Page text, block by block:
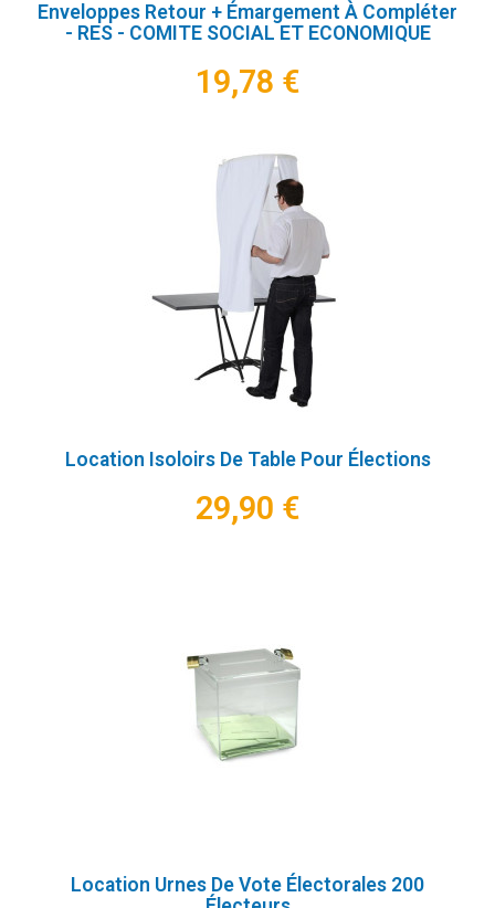
Enveloppes Retour + Émargement À Compléter
- RES - COMITE SOCIAL ET ECONOMIQUE
19,78 €
Location Isoloirs De Table Pour Élections
29,90 €
Location Urnes De Vote Électorales 200